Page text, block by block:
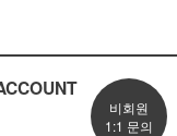
비회원
1:1 문의